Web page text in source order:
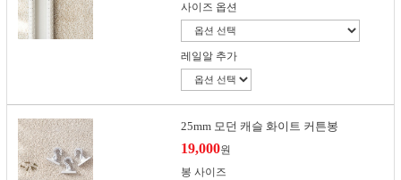
사이즈 옵션
레일알 추가
25mm 모던 캐슬 화이트 커튼봉
19,000원
봉 사이즈